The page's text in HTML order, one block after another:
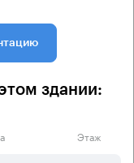
здании:
Этаж